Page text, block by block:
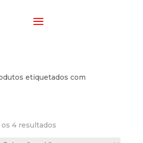
etiquetados com
4 resultados